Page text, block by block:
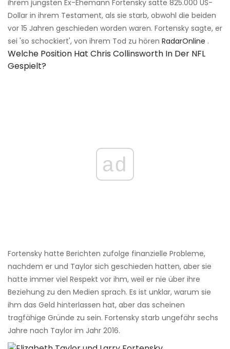
ihrem jüngsten Ex-Ehemann Fortensky satte 825.000 US-
Dollar in ihrem Testament, als sie starb, obwohl die beiden
vor 15 Jahren geschieden worden waren. Fortensky sagte, er
sei 'so schockiert', von ihrem Tod zu hören RadarOnline .
Welche Position Hat Chris Collinsworth In Der NFL
Gespielt?
ad
Fortensky hatte Berichten zufolge finanzielle Probleme,
nachdem er und Taylor sich geschieden hatten, aber sie
hatte immer viel Respekt vor ihm, weil er nie über ihre
Beziehung zu den Medien sprach. Es ist unklar, warum sie
ihm das Geld hinterlassen hat, aber das scheinen
tragfähige Gründe zu sein. Fortensky starb ungefähr sechs
Jahre nach Taylor im Jahr 2016.